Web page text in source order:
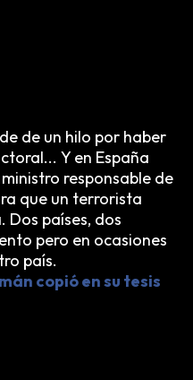
de un hilo por haber
Y en España
responsable de
que un terrorista
países, dos
pero en ocasiones
país.
copió en su tesis